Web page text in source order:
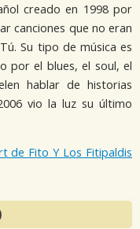
creado en 1998 por
canciones que no eran
Su tipo de música es
por el blues, el soul, el
hablar de historias
vio la luz su último
de Fito Y Los Fitipaldis